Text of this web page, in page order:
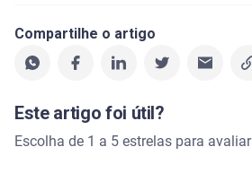
Compartilhe o artigo
Este artigo foi útil?
Escolha de 1 a 5 estrelas para avaliar